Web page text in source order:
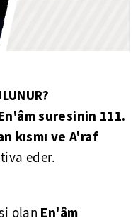
suresinin 111.
kısmı ve A'raf
eder.
olan En'âm